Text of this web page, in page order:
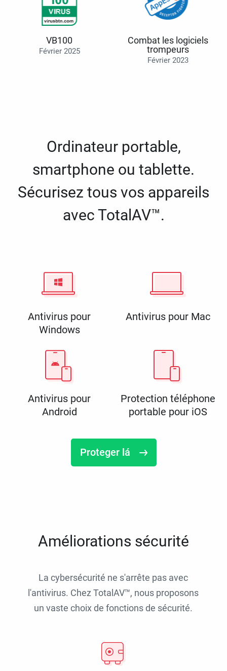
VB100
Février 2025
Combat les logiciels
trompeurs
Février 2023
Ordinateur portable,
smartphone ou tablette.
Sécurisez tous vos appareils
avec TotalAV™.
Antivirus pour
Windows
Antivirus pour Mac
Antivirus pour
Android
Protection téléphone
portable pour iOS
Proteger lá
Améliorations sécurité
La cybersécurité ne s'arrête pas avec
l'antivirus. Chez TotalAV™, nous proposons
un vaste choix de fonctions de sécurité.